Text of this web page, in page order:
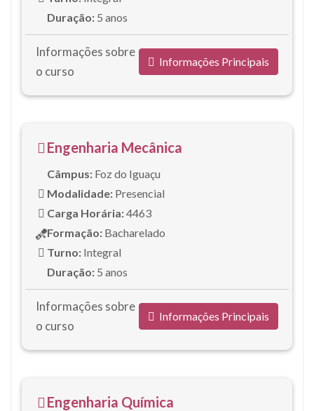
Duração: 5 anos
Informações sobre
o curso
Informações Principais
Engenharia Mecânica
Câmpus: Foz do Iguaçu
Modalidade: Presencial
Carga Horária:4463
Formação: Bacharelado
Turno: Integral
Duração: 5 anos
Informações sobre
o curso
Informações Principais
Engenharia Química